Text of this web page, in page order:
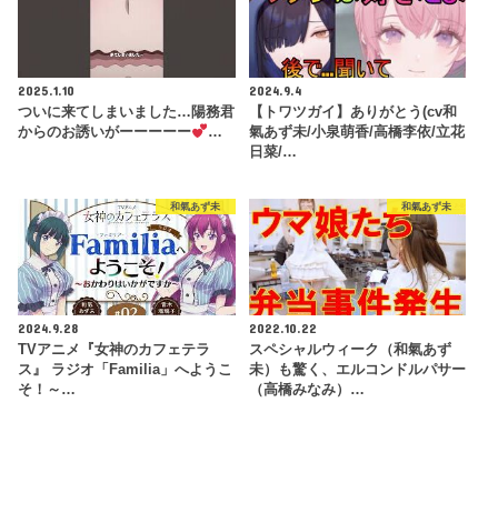
2025.1.10
ついに来てしまいました…陽務君
からのお誘いがーーーーー
…
2024.9.4
【トワツガイ】ありがとう(cv和
氣あず未/小泉萌香/高橋李依/立花
日菜/…
和氣あず未
2024.9.28
TVアニメ『女神のカフェテラ
ス』 ラジオ「Familia」へようこ
そ！～…
和氣あず未
2022.10.22
スペシャルウィーク（和氣あず
未）も驚く、エルコンドルパサー
（高橋みなみ）…